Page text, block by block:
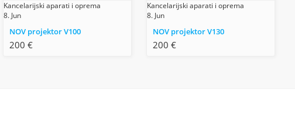
Kancelarijski aparati i oprema
8. Jun
NOV projektor V100
200 €
Kancelarijski aparati i oprema
8. Jun
NOV projektor V130
200 €